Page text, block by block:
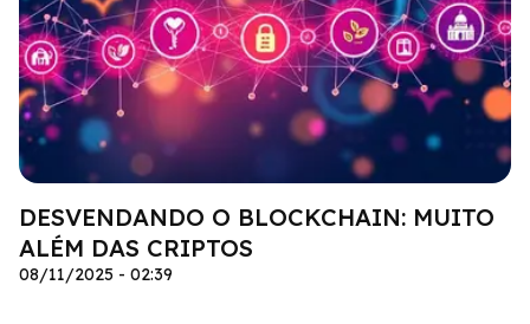
DESVENDANDO O BLOCKCHAIN: MUITO
ALÉM DAS CRIPTOS
08/11/2025 - 02:39